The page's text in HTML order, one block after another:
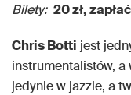
Bilety: 20 zł,
Chris Botti jest
instrumentalistów, a
jedynie w jazzie, a